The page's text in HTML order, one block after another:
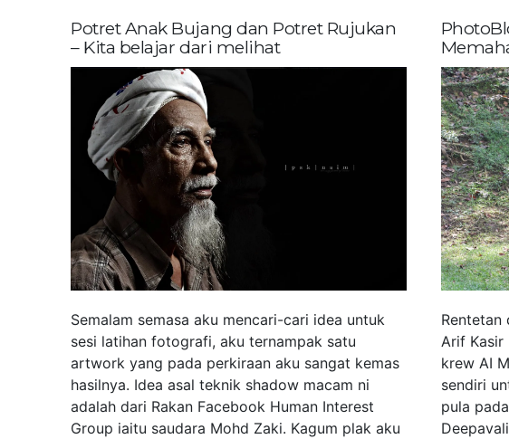
Potret Anak Bujang dan Potret Rujukan
– Kita belajar dari melihat
Semalam semasa aku mencari-cari idea untuk
sesi latihan fotografi, aku ternampak satu
artwork yang pada perkiraan aku sangat kemas
hasilnya. Idea asal teknik shadow macam ni
adalah dari Rakan Facebook Human Interest
Group iaitu saudara Mohd Zaki. Kagum plak aku
Rentetan
Arif Kasir
krew AI
sendiri
pula